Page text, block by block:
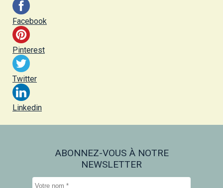
Facebook
Pinterest
Twitter
Linkedin
ABONNEZ-VOUS À NOTRE
NEWSLETTER